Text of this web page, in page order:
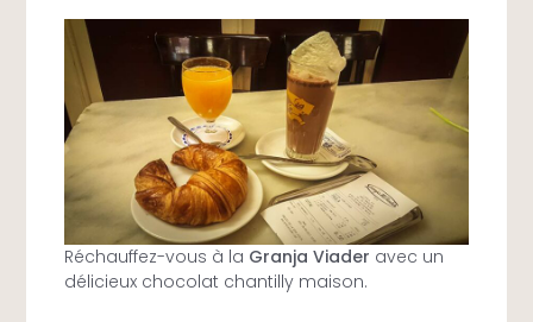
Réchauffez-vous à la Granja Viader avec un
délicieux chocolat chantilly maison.